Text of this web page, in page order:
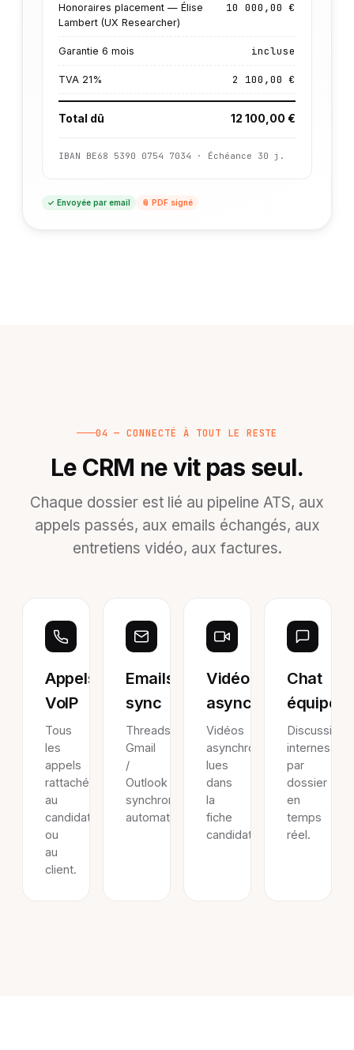
Honoraires placement — Élise
Lambert (UX Researcher)
10 000,00 €
Garantie 6 mois incluse
TVA 21% 2 100,00 €
Total dû 12 100,00 €
IBAN BE68 5390 0754 7034 · Échéance 30 j.
✓ Envoyée par email 📎 PDF signé
04 — CONNECTÉ À TOUT LE RESTE
Le CRM ne vit pas seul.
Chaque dossier est lié au pipeline ATS, aux
appels passés, aux emails échangés, aux
entretiens vidéo, aux factures.
Appels
VoIP
Tous
les
appels
rattachés
au
candidat
ou
au
client.
Emails
sync
Threads
Gmail
/
Outlook
synchronisés
automatiquement.
Vidéo
async
Vidéos
asynchrones
lues
dans
la
fiche
candidat.
Chat
équipe
Discussions
internes
par
dossier
en
temps
réel.